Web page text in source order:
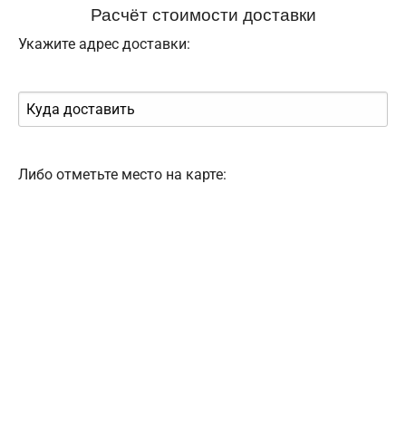
Расчёт стоимости доставки
Укажите адрес доставки:
Либо отметьте место на карте: